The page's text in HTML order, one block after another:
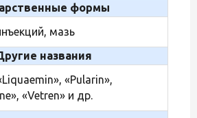
формы
мазь
названия
«Pularin»,
«Vetren» и др.